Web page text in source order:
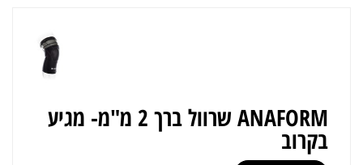
ANAFORM שרוול ברך 2 מ"מ- מגיע
בקרוב